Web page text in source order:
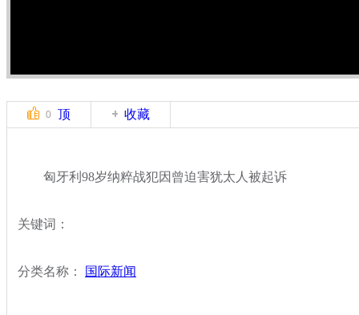
0 顶 收藏
匈牙利98岁纳粹战犯因曾迫害犹太人被起诉
关键词：
分类名称： 国际新闻